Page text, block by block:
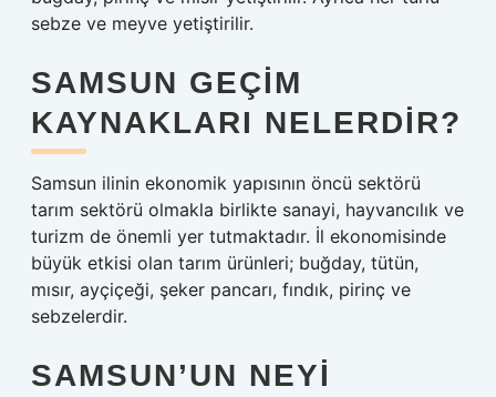
sebze ve meyve yetiştirilir.
SAMSUN GEÇIM
KAYNAKLARI NELERDIR?
Samsun ilinin ekonomik yapısının öncü sektörü
tarım sektörü olmakla birlikte sanayi, hayvancılık ve
turizm de önemli yer tutmaktadır. İl ekonomisinde
büyük etkisi olan tarım ürünleri; buğday, tütün,
mısır, ayçiçeği, şeker pancarı, fındık, pirinç ve
sebzelerdir.
SAMSUN’UN NEYI